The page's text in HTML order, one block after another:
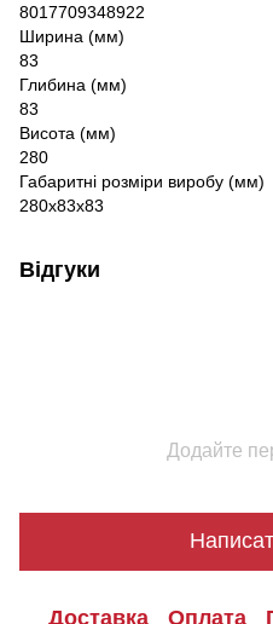
8017709348922
Ширина (мм)
83
Глибина (мм)
83
Висота (мм)
280
Габаритні розміри виробу (мм)
280x83x83
Відгуки
Додайте
Доставка Оплата